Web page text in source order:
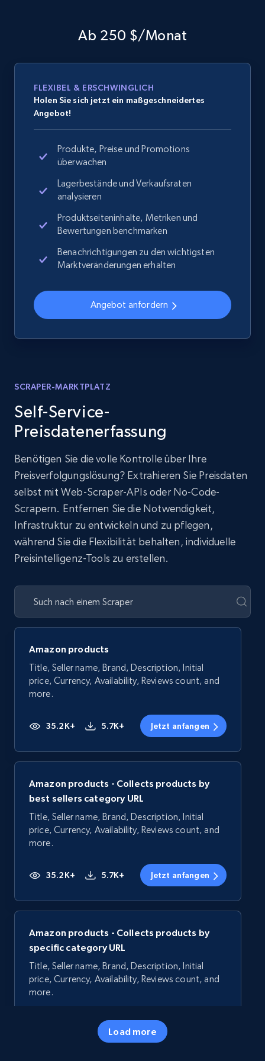
Ab 250 $/Monat
FLEXIBEL & ERSCHWINGLICH
Holen Sie sich jetzt ein maßgeschneidertes
Angebot!
Produkte, Preise und Promotions
überwachen
Lagerbestände und Verkaufsraten
analysieren
Produktseiteninhalte, Metriken und
Bewertungen benchmarken
Benachrichtigungen zu den wichtigsten
Marktveränderungen erhalten
Angebot anfordern
SCRAPER-MARKTPLATZ
Self-Service-
Preisdatenerfassung
Benötigen Sie die volle Kontrolle über Ihre
Preisverfolgungslösung? Extrahieren Sie Preisdaten
selbst mit Web-Scraper-APIs oder No-Code-
Scrapern. Entfernen Sie die Notwendigkeit,
Infrastruktur zu entwickeln und zu pflegen,
während Sie die Flexibilität behalten, individuelle
Preisintelligenz-Tools zu erstellen.
Amazon products
Title, Seller name, Brand, Description, Initial
price, Currency, Availability, Reviews count, and
more.
35.2K+ 5.7K+ Jetzt anfangen
Amazon products - Collects products by
best sellers category URL
Title, Seller name, Brand, Description, Initial
price, Currency, Availability, Reviews count, and
more.
35.2K+ 5.7K+ Jetzt anfangen
Amazon products - Collects products by
specific category URL
Title, Seller name, Brand, Description, Initial
price, Currency, Availability, Reviews count, and
more.
5.7K+ Jetzt anfangen
Load more